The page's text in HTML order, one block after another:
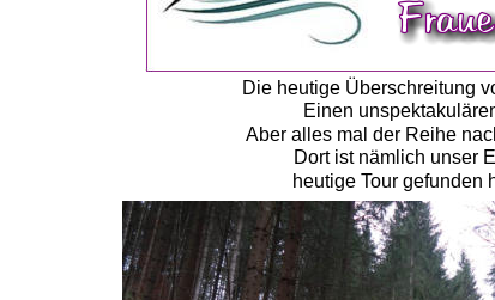
Die heutige Überschreitung
Einen
Aber alles mal der Reihe
Dort ist nämlich unser
heutige Tour gefunden